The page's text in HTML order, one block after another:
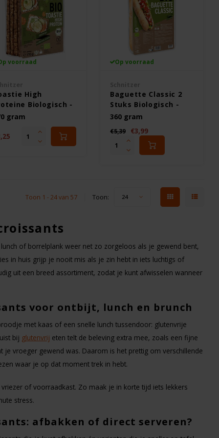
voorraad
High
Biologisch -
gram
Op voorraad
Baguette Classic 2
Stuks Biologisch -
Glutenvrij
360 gram
€5,39 €3,99
Toon 1 - 24 van 57 Toon: 24
of borrelplank weer net zo zorgeloos als je gewend bent,
in huis grijp je nooit mis als je zin hebt in iets luchtigs of
uit een breed assortiment, zodat je kunt afwisselen wanneer
voor ontbijt, lunch en brunch
met kaas of een snelle lunch tussendoor: glutenvrije
bij glutenvrij eten telt de beleving extra mee, zoals een fijne
vroeger gewend was. Daarom is het prettig om verschillende
waar je op dat moment trek in hebt.
of voorraadkast. Zo maak je in korte tijd iets lekkers
stress.
afbakken of direct serveren?